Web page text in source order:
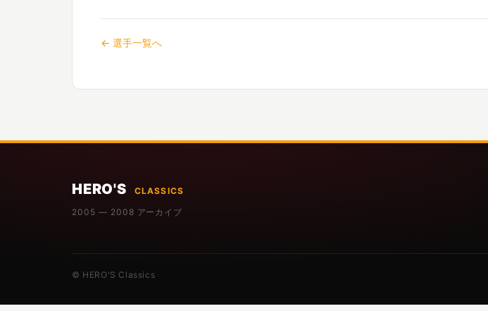
← 選手一覧へ
HERO'S
CLASSICS
2005 — 2008 アーカイブ
© HERO'S Classics